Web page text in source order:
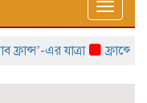
Toggle
এর যাত্রা ফ্রান্সে